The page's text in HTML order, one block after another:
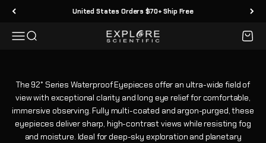
Passer au contenu United States Orders $70+ Ship Free
MenuRecherche Explore Scientific Panier
The 92° Series Waterproof Eyepieces offer an ultra-wide field of
view with exceptional clarity and long eye relief for comfortable,
immersive observing. Fully multi-coated and argon-purged, these
eyepieces deliver sharp, high-contrast views while resisting fog
and moisture. Ideal for deep-sky exploration and planetary